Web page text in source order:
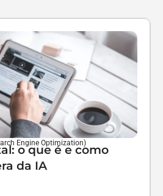
Engine Optimization)
o que é e como
da IA